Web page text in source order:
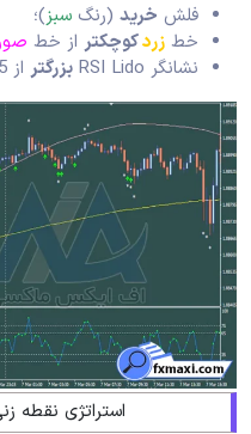
فلش خرید (رنگ سبز)؛
خط زردکوچکتر از خط
نشانگر RSI Lido
بزرگتر از 35.
استراتژی نقطه